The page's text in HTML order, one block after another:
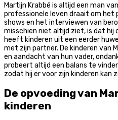
Martijn Krabbé is altijd een man
professionele leven draait om het
shows en het interviewen van
misschien niet altijd ziet, is dat hij
heeft kinderen uit een eerder
met zijn partner. De kinderen van
en aandacht van hun vader,
probeert altijd een balans te
zodat hij er voor zijn kinderen kan
De opvoeding van
kinderen